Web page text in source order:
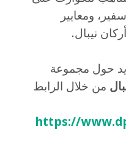
ومعايير
نيبال.
حول مجموعة
من خلال الرابط
https://